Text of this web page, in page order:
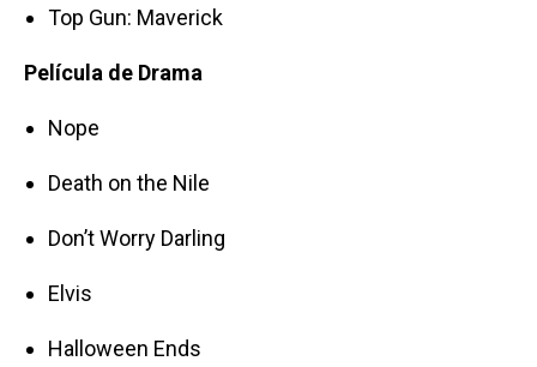
Top Gun: Maverick
Película de Drama
Nope
Death on the Nile
Don’t Worry Darling
Elvis
Halloween Ends